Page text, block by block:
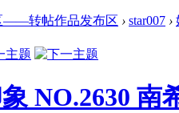
——转帖作品发布区 › star007 ›
NO.2630 南